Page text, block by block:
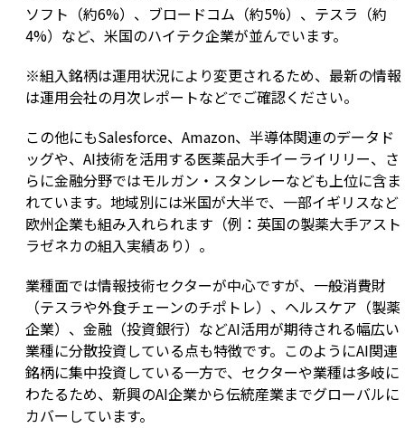
ソフト（約6%）、ブロードコム（約5%）、テスラ（約
4%）など、米国のハイテク企業が並んでいます。
※組入銘柄は運用状況により変更されるため、最新の情報
は運用会社の月次レポートなどでご確認ください。
この他にもSalesforce、Amazon、半導体関連のデータド
ッグや、AI技術を活用する医薬品大手イーライリリー、さ
らに金融分野ではモルガン・スタンレーなども上位に含ま
れています。地域別には米国が大半で、一部イギリスなど
欧州企業も組み入れられます（例：英国の製薬大手アスト
ラゼネカの組入実績あり）。
業種面では情報技術セクターが中心ですが、一般消費財
（テスラや外食チェーンのチポトレ）、ヘルスケア（製薬
企業）、金融（投資銀行）などAI活用が期待される幅広い
業種に分散投資している点も特徴です。このようにAI関連
銘柄に集中投資している一方で、セクターや業種は多岐に
わたるため、新興のAI企業から伝統産業までグローバルに
カバーしています。